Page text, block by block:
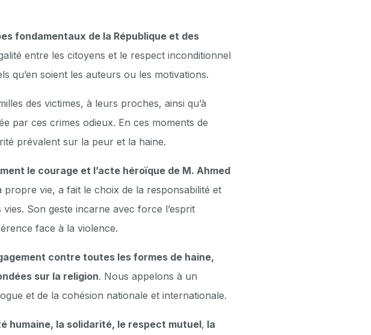
fondamentaux de la République et des
entre les citoyens et le respect inconditionnel
qu’en soient les auteurs ou les motivations.
des victimes, à leurs proches, ainsi qu’à
par ces crimes odieux. En ces moments de
prévalent sur la peur et la haine.
le courage et l’acte héroïque de M. Ahmed
propre vie, a fait le choix de la responsabilité et
Son geste incarne avec force l’esprit
face à la violence.
contre toutes les formes de haine,
sur la religion. Nous appelons à un
et de la cohésion nationale et internationale.
humaine, la solidarité, le respect mutuel, la